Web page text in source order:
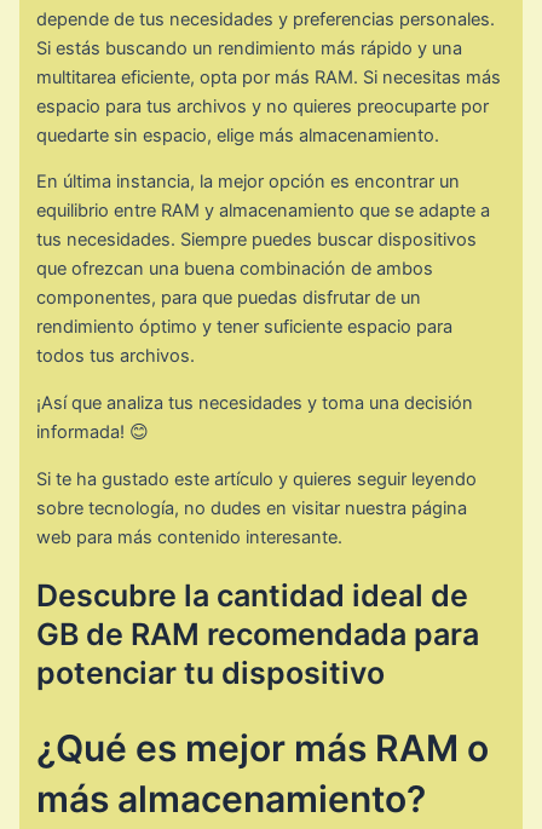
depende de tus necesidades y preferencias personales.
Si estás buscando un rendimiento más rápido y una
multitarea eficiente, opta por más RAM. Si necesitas más
espacio para tus archivos y no quieres preocuparte por
quedarte sin espacio, elige más almacenamiento.
En última instancia, la mejor opción es encontrar un
equilibrio entre RAM y almacenamiento que se adapte a
tus necesidades. Siempre puedes buscar dispositivos
que ofrezcan una buena combinación de ambos
componentes, para que puedas disfrutar de un
rendimiento óptimo y tener suficiente espacio para
todos tus archivos.
¡Así que analiza tus necesidades y toma una decisión
informada! 😊
Si te ha gustado este artículo y quieres seguir leyendo
sobre tecnología, no dudes en visitar nuestra página
web para más contenido interesante.
Descubre la cantidad ideal de
GB de RAM recomendada para
potenciar tu dispositivo
¿Qué es mejor más RAM o
más almacenamiento?